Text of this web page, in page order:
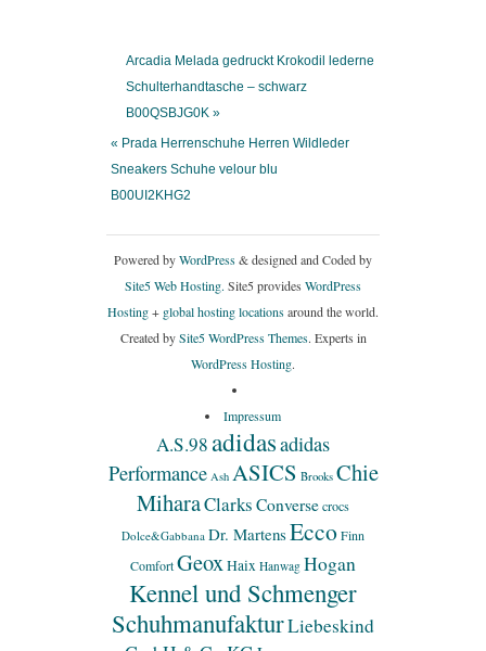
Arcadia Melada gedruckt Krokodil lederne
Schulterhandtasche – schwarz
B00QSBJG0K »
« Prada Herrenschuhe Herren Wildleder
Sneakers Schuhe velour blu
B00UI2KHG2
Powered byWordPress& designed and Coded by
Site5 Web Hosting. Site5 provides WordPress
Hosting+ global hosting locationsaround the world.
Created bySite5 WordPress Themes. Experts in
WordPress Hosting.
Impressum
A.S.98adidasadidas
Performance Ash ASICS Brooks Chie
MiharaClarks Conversecrocs
Dolce&Gabbana Dr. MartensEccoFinn
ComfortGeoxHaix Hanwag Hogan
Kennel und Schmenger
SchuhmanufakturLiebeskind